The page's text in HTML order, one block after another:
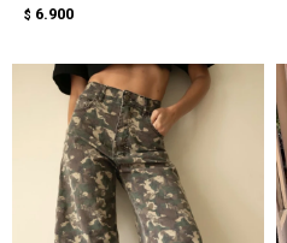
$ 6.900